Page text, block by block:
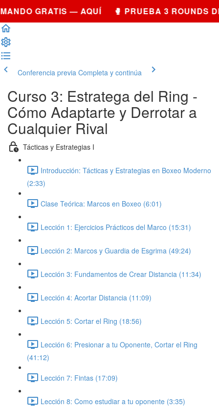
GRATIS — AQUÍ 🥊 PRUEBA 3 ROUNDS
Conferencia previa Completa y continúa
Curso 3: Estratega del Ring -
Cómo Adaptarte y Derrotar a
Cualquier Rival
Tácticas y Estrategias I
Introducción: Tácticas y Estrategias en Boxeo Moderno
(2:33)
Clase Teórica: Marcos en Boxeo (6:01)
Lección 1: Ejercicios Prácticos del Marco (15:31)
Lección 2: Marcos y Guardia de Esgrima (49:24)
Lección 3: Fundamentos de Crear Distancia (11:34)
Lección 4: Acortar Distancia (11:09)
Lección 5: Cortar el Ring (18:56)
Lección 6: Presionar a tu Oponente, Cortar el Ring
(41:12)
Lección 7: Fintas (17:09)
Lección 8: Como estudiar a tu oponente (3:35)